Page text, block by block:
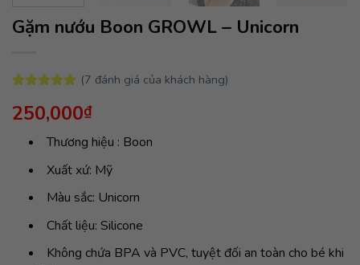
Gặm nướu Boon GROWL – Unicorn
dựa trên
đánh giá
(7 đánh giá của khách hàng)
250,000₫
Thương hiệu : Boon
Xuất xứ: Mỹ
Màu sắc: Unicorn
Chất liệu: Silicone
Không chứa BPA và PVC, tuyệt đối an toàn cho bé khi